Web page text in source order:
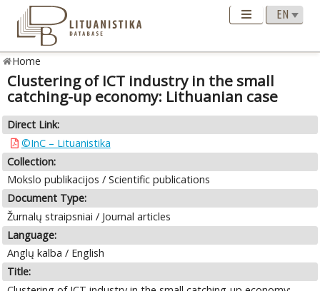
Home
Clustering of ICT industry in the small
catching-up economy: Lithuanian case
Direct Link:
©InC – Lituanistika
Collection:
Mokslo publikacijos / Scientific publications
Document Type:
Žurnalų straipsniai / Journal articles
Language:
Anglų kalba / English
Title: